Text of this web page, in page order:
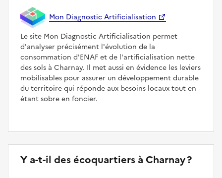
Mon Diagnostic Artificialisation
Le site Mon Diagnostic Artificialisation permet
d'analyser précisément l'évolution de la
consommation d'ENAF et de l'artificialisation nette
des sols à Charnay. Il met aussi en évidence les leviers
mobilisables pour assurer un développement durable
du territoire qui réponde aux besoins locaux tout en
étant sobre en foncier.
Y a-t-il des écoquartiers à Charnay ?